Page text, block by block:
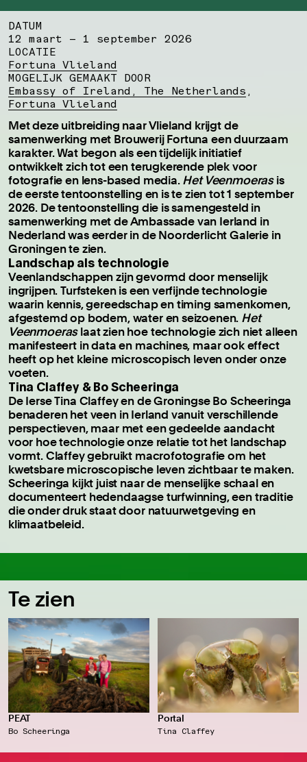
DATUM
12 maart – 1 september 2026
LOCATIE
Fortuna Vlieland
MOGELIJK GEMAAKT DOOR
Embassy of Ireland, The Netherlands ,
Fortuna Vlieland
Met deze uitbreiding naar Vlieland krijgt de
samenwerking met Brouwerij Fortuna een duurzaam
karakter. Wat begon als een tijdelijk initiatief
ontwikkelt zich tot een terugkerende plek voor
fotografie en lens-based media.Het Veenmoerasis
de eerste tentoonstelling en is te zien tot 1 september
2026. De tentoonstelling die is samengesteld in
samenwerking met de Ambassade van Ierland in
Nederland was eerder in de Noorderlicht Galerie in
Groningen te zien.
Landschap als technologie
Veenlandschappen zijn gevormd door menselijk
ingrijpen. Turfsteken is een verfijnde technologie
waarin kennis, gereedschap en timing samenkomen,
afgestemd op bodem, water en seizoenen. Het
Veenmoeraslaat zien hoe technologie zich niet alleen
manifesteert in data en machines, maar ook effect
heeft op het kleine microscopisch leven onder onze
voeten.
Tina Claffey & Bo Scheeringa
De Ierse Tina Claffey en de Groningse Bo Scheeringa
benaderen het veen in Ierland vanuit verschillende
perspectieven, maar met een gedeelde aandacht
voor hoe technologie onze relatie tot het landschap
vormt. Claffey gebruikt macrofotografie om het
kwetsbare microscopische leven zichtbaar te maken.
Scheeringa kijkt juist naar de menselijke schaal en
documenteert hedendaagse turfwinning, een traditie
die onder druk staat door natuurwetgeving en
klimaatbeleid.
Te zien
PEAT
Bo Scheeringa
Portal
Tina Claffey